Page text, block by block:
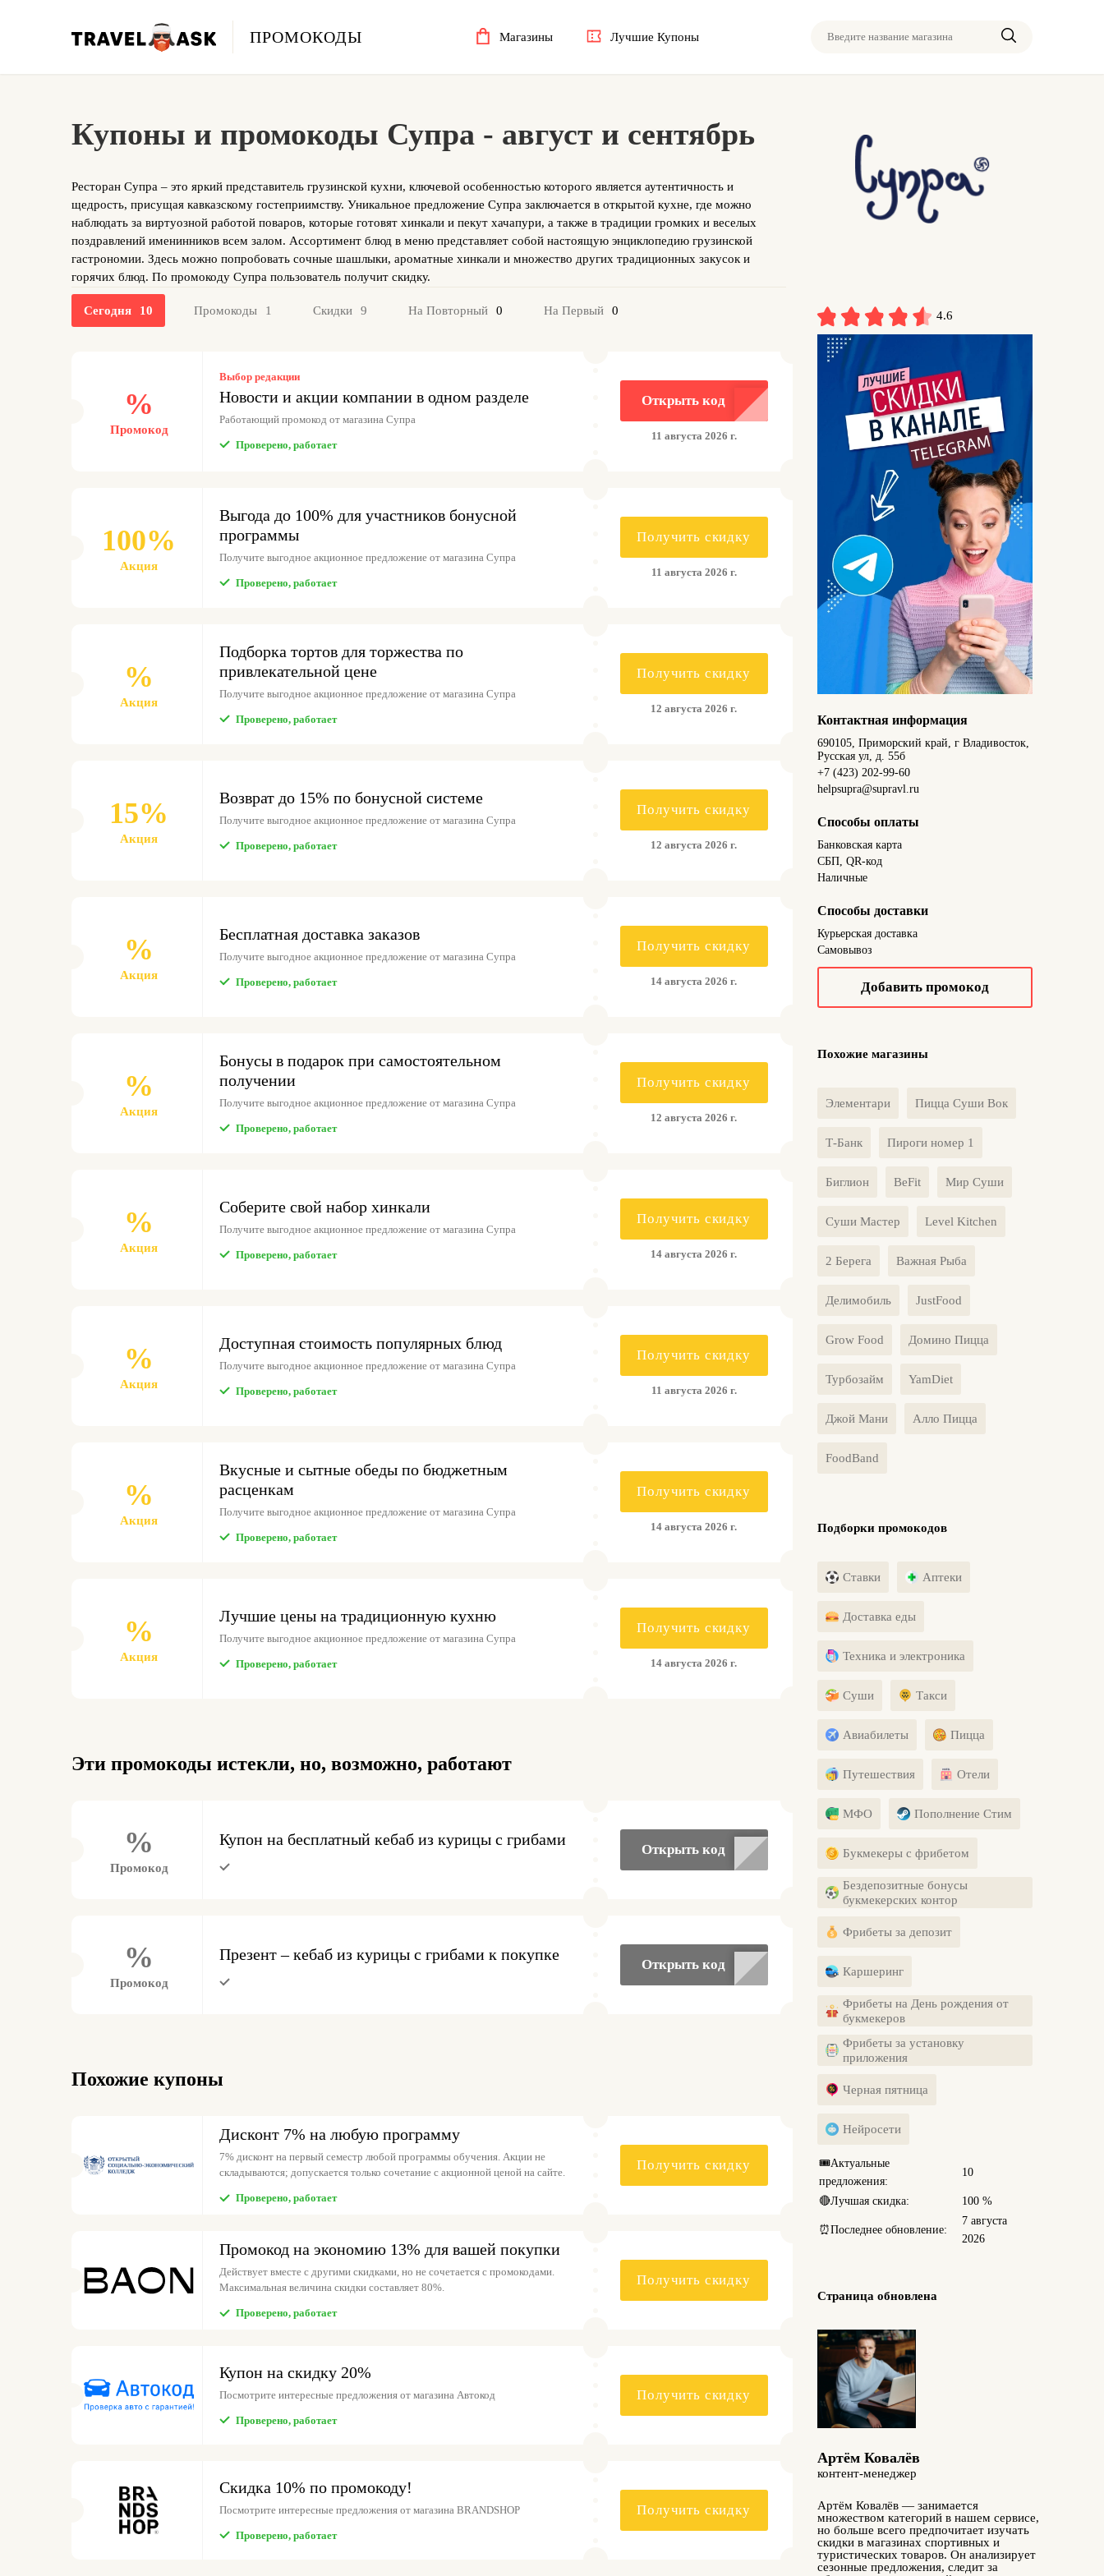
ПРОМОКОДЫ Магазины Лучшие Купоны Введите название магазина
Купоны и промокоды Супра - август и сентябрь
Ресторан Супра – это яркий представитель грузинской кухни, ключевой особенностью которого является аутентичность и
щедрость, присущая кавказскому гостеприимству. Уникальное предложение Супра заключается в открытой кухне, где можно
наблюдать за виртуозной работой поваров, которые готовят хинкали и пекут хачапури, а также в традиции громких и веселых
поздравлений именинников всем залом. Ассортимент блюд в меню представляет собой настоящую энциклопедию грузинской
гастрономии. Здесь можно попробовать сочные шашлыки, ароматные хинкали и множество других традиционных закусок и
горячих блюд. По промокоду Супра пользователь получит скидку.
Сегодня 10 Промокоды 1 Скидки 9 На Повторный 0 На Первый 0
%
Промокод
Выбор редакции
Новости и акции компании в одном разделе
Работающий промокод от магазина Супра
Проверено, работает
Открыть код
11 августа 2026 г.
100%
Акция
Выгода до 100% для участников бонусной
программы
Получите выгодное акционное предложение от магазина Супра
Проверено, работает
Получить скидку
11 августа 2026 г.
%
Акция
Подборка тортов для торжества по
привлекательной цене
Получите выгодное акционное предложение от магазина Супра
Проверено, работает
Получить скидку
12 августа 2026 г.
15%
Акция
Возврат до 15% по бонусной системе
Получите выгодное акционное предложение от магазина Супра
Проверено, работает
Получить скидку
12 августа 2026 г.
%
Акция
Бесплатная доставка заказов
Получите выгодное акционное предложение от магазина Супра
Проверено, работает
Получить скидку
14 августа 2026 г.
%
Акция
Бонусы в подарок при самостоятельном
получении
Получите выгодное акционное предложение от магазина Супра
Проверено, работает
Получить скидку
12 августа 2026 г.
%
Акция
Соберите свой набор хинкали
Получите выгодное акционное предложение от магазина Супра
Проверено, работает
Получить скидку
14 августа 2026 г.
%
Акция
Доступная стоимость популярных блюд
Получите выгодное акционное предложение от магазина Супра
Проверено, работает
Получить скидку
11 августа 2026 г.
%
Акция
Вкусные и сытные обеды по бюджетным
расценкам
Получите выгодное акционное предложение от магазина Супра
Проверено, работает
Получить скидку
14 августа 2026 г.
%
Акция
Лучшие цены на традиционную кухню
Получите выгодное акционное предложение от магазина Супра
Проверено, работает
Получить скидку
14 августа 2026 г.
Эти промокоды истекли, но, возможно, работают
%
Промокод
Купон на бесплатный кебаб из курицы с грибами
Открыть код
%
Промокод
Презент – кебаб из курицы с грибами к покупке
Открыть код
Похожие купоны
Дисконт 7% на любую программу
7% дисконт на первый семестр любой программы обучения. Акции не
складываются; допускается только сочетание с акционной ценой на сайте.
Проверено, работает
Получить скидку
Промокод на экономию 13% для вашей покупки
Действует вместе с другими скидками, но не сочетается с промокодами.
Максимальная величина скидки составляет 80%.
Проверено, работает
Получить скидку
Купон на скидку 20%
Посмотрите интересные предложения от магазина Автокод
Проверено, работает
Получить скидку
Скидка 10% по промокоду!
Посмотрите интересные предложения от магазина BRANDSHOP
Проверено, работает
Получить скидку
4.6
Контактная информация
690105, Приморский край, г Владивосток,
Русская ул, д. 55б
+7 (423) 202-99-60
helpsupra@supravl.ru
Способы оплаты
Банковская карта
СБП, QR-код
Наличные
Способы доставки
Курьерская доставка
Самовывоз
Добавить промокод
Похожие магазины
Элементари Пицца Суши Вок
Т-Банк Пироги номер 1
Биглион BeFit Мир Суши
Суши Мастер Level Kitchen
2 Берега Важная Рыба
Делимобиль JustFood
Grow Food Домино Пицца
Турбозайм YamDiet
Джой Мани Алло Пицца
FoodBand
Подборки промокодов
Ставки Аптеки
Доставка еды
Техника и электроника
Суши Такси
Авиабилеты Пицца
Путешествия Отели
МФО Пополнение Стим
Букмекеры с фрибетом
Бездепозитные бонусы
букмекерских контор
Фрибеты за депозит
Каршеринг
Фрибеты на День рождения от
букмекеров
Фрибеты за установку
приложения
Черная пятница
Нейросети
🎟️Актуальные
предложения:
10
🔴Лучшая скидка: 100 %
⏰Последнее обновление:
7 августа
2026
Страница обновлена
Артём Ковалёв
контент-менеджер
Артём Ковалёв — занимается
множеством категорий в нашем сервисе,
но больше всего предпочитает изучать
скидки в магазинах спортивных и
туристических товаров. Он анализирует
сезонные предложения, следит за